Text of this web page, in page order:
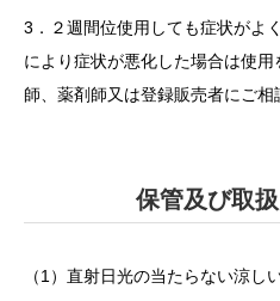
3．２週間位使用しても症状がよ
により症状が悪化した場合は使
師、薬剤師又は登録販売者にご相
保管及び取
（1）直射日光の当たらない涼し